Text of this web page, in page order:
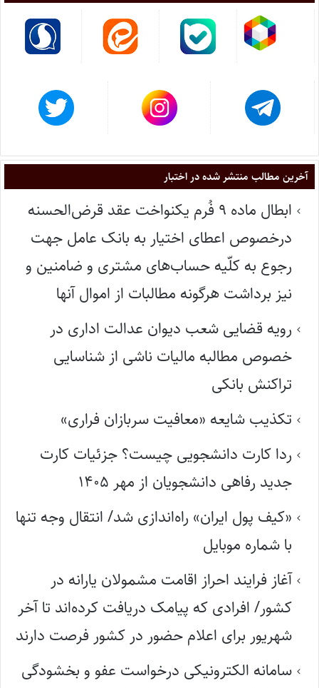
آخرین مطالب منتشر شده در اختبار
ابطال ماده ۹ فُرم یکنواخت عقد قرض‌الحسنه
درخصوص اعطای اختیار به بانک عامل جهت
رجوع به کلّیه حساب‌های مشتری و ضامنین و
نیز برداشت هرگونه مطالبات از اموال آنها
رویه قضایی شعب دیوان عدالت اداری در
خصوص مطالبه مالیات ناشی از شناسایی
تراکنش بانکی
تکذیب شایعه «معافیت سربازان فراری»
ردا کارت دانشجویی چیست؟ جزئیات کارت
جدید رفاهی دانشجویان از مهر ۱۴۰۵
«کیف پول ایران» راه‌اندازی شد/ انتقال وجه تنها
با شماره موبایل
آغاز فرایند احراز اقامت مشمولان یارانه در
کشور/ افرادی که پیامک دریافت کرده‌اند تا آخر
شهریور برای اعلام حضور در کشور فرصت دارند
سامانه الکترونیکی درخواست عفو و بخشودگی